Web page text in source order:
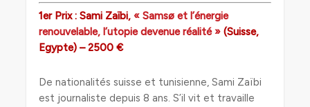
1er Prix : Sami Zaïbi,« Samsø et l’énergie
renouvelable, l’utopie devenue réalité » (Suisse,
Egypte) – 2500 €
De nationalités suisse et tunisienne, Sami Zaïbi
est journaliste depuis 8 ans. S’il vit et travaille